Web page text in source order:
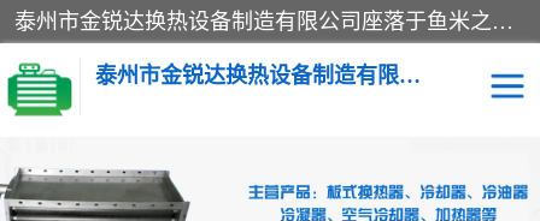
泰州市金锐达换热设备制造有限公司座落于鱼米之乡、祥泰之州一江苏泰州。是一家多年从事换热设备研究、设计、制造、销售、服务于一体的生产企业。
泰州市金锐达换热设备制造有限公司
冷却器 换热器